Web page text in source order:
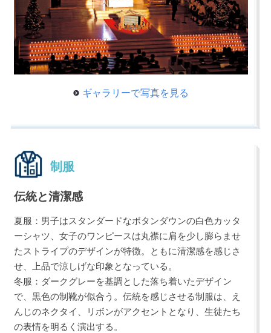
ギャラリーで写真を見る
制服
伝統と清潔感
夏服：男子はスタンダードなボタンダウンの白色カッタ
ーシャツ、女子のワンピースは丸襟に肩を少し膨らませ
たストライプのデザインが特徴。ともに清潔感を感じさ
せ、上品で涼しげな印象となっている。
冬服：ダークグレーを基調とした落ち着いたデザイン
で、黒色の制靴が似合う。伝統を感じさせる制服は、え
んじのネクタイ、リボンがアクセントとなり、生徒たち
の表情を明るく演出する。